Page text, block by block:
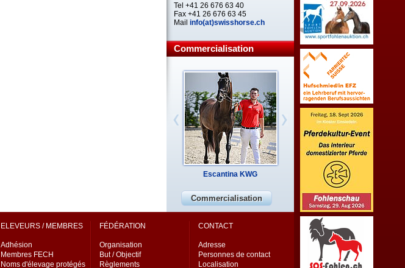
Tel +41 26 676 63 40
Fax +41 26 676 63 45
Mail info(at)swisshorse.ch
Commercialisation
Escantina KWG
Commercialisation
ELEVEURS / MEMBRES
Adhésion
Membres FECH
Noms d'élevage protégés
FÉDÉRATION
Organisation
But / Objectif
Règlements
CONTACT
Adresse
Personnes de contact
Localisation